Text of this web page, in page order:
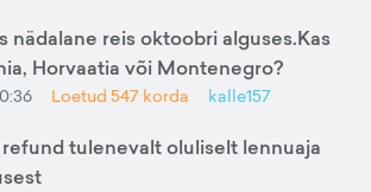
nädalane reis oktoobri alguses.Kas
Horvaatia või Montenegro?
Loetud 547 korda kalle157
refund tulenevalt oluliselt lennuaja